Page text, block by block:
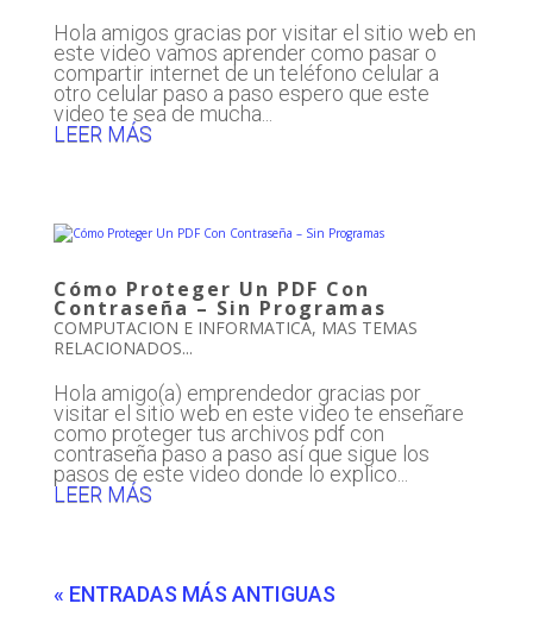
Hola amigos gracias por visitar el sitio web en
este video vamos aprender como pasar o
compartir internet de un teléfono celular a
otro celular paso a paso espero que este
video te sea de mucha...
LEER MÁS
Cómo Proteger Un PDF Con
Contraseña – Sin Programas
COMPUTACION E INFORMATICA, MAS TEMAS
RELACIONADOS...
Hola amigo(a) emprendedor gracias por
visitar el sitio web en este video te enseñare
como proteger tus archivos pdf con
contraseña paso a paso así que sigue los
pasos de este video donde lo explico...
LEER MÁS
« ENTRADAS MÁS ANTIGUAS